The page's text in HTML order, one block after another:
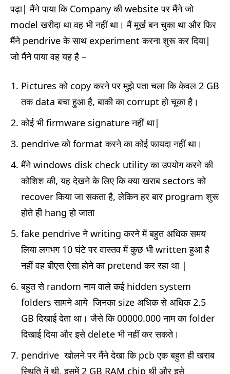
पढ़ा| मैंने पाया कि Company की website पर मैंने जो
model खरीदा था वह भी नहीं था। मैं मूर्ख बन चुका था और फिर
मैंने pendrive के साथ experiment करना शुरू कर दिया|
जो मैंने पाया वह यह है –
Pictures को copy करने पर मुझे पता चला कि केवल 2 GB
तक data बचा हुआ है, बाकी का corrupt हो चूका है।
कोई भी firmware signature नहीं था|
pendrive को format करने का कोई फायदा नहीं था।
मैंने windows disk check utility का उपयोग करने की
कोशिश की, यह देखने के लिए कि क्या खराब sectors को
recover किया जा सकता है, लेकिन हर बार program शुरू
होते ही hang हो जाता
fake pendrive ने writing करने में बहुत अधिक समय
लिया लगभग 10 घंटे पर वास्तव में कुछ भी written हुआ है
नहीं वह बीएस ऐसा होने का pretend कर रहा था |
बहुत से random नाम वाले कई hidden system
folders सामने आये जिनका size अधिक से अधिक 2.5
GB दिखाई देता था। जैसे कि 00000.000 नाम का folder
दिखाई दिया और इसे delete भी नहीं कर सकते।
pendrive खोलने पर मैंने देखा कि pcb एक बहुत ही खराब
स्थिति में थी, इसमें 2 GB RAM chip थी और इसे